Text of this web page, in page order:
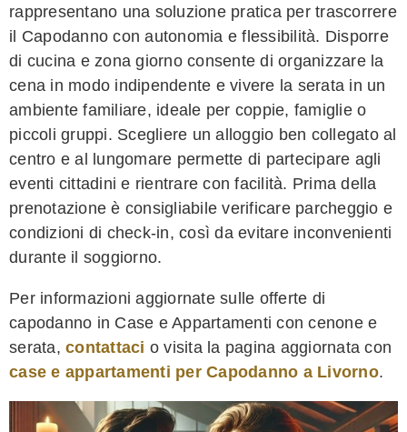
rappresentano una soluzione pratica per trascorrere
il Capodanno con autonomia e flessibilità. Disporre
di cucina e zona giorno consente di organizzare la
cena in modo indipendente e vivere la serata in un
ambiente familiare, ideale per coppie, famiglie o
piccoli gruppi. Scegliere un alloggio ben collegato al
centro e al lungomare permette di partecipare agli
eventi cittadini e rientrare con facilità. Prima della
prenotazione è consigliabile verificare parcheggio e
condizioni di check-in, così da evitare inconvenienti
durante il soggiorno.
Per informazioni aggiornate sulle offerte di
capodanno in Case e Appartamenti con cenone e
serata, contattaci o visita la pagina aggiornata con
case e appartamenti per Capodanno a Livorno.